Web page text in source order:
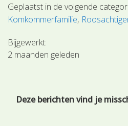
Geplaatst in de volgende
Komkommerfamilie
Bijgewerkt:
2 maanden geleden
Deze berichten vind je